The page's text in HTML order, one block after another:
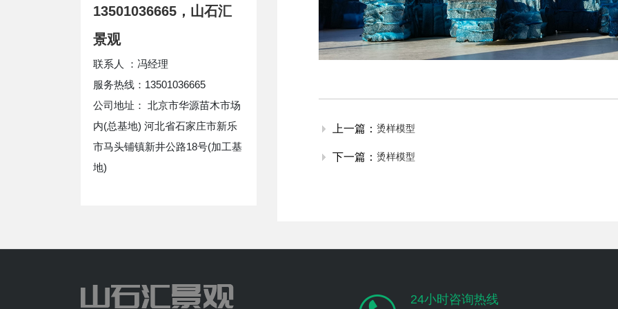
13501036665，山石汇
景观
联系人 ：冯经理
服务热线：13501036665
公司地址： 北京市华源苗木市场
内(总基地) 河北省石家庄市新乐
市马头铺镇新井公路18号(加工基
地)
上一篇： 烫样模型
下一篇： 烫样模型
24小时咨询热线